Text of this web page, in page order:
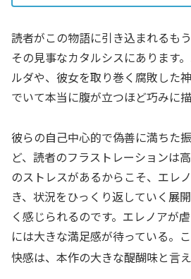
読者がこの物語に引き込まれるも
その見事なカタルシスにあります
ルダや、彼女を取り巻く腐敗した
でいて本当に腹が立つほど巧みに描
彼らの自己中心的で偽善に満ちた
ど、読者のフラストレーションは
のストレスがあるからこそ、エレ
き、状況をひっくり返していく展
く感じられるのです。エレノアが
には大きな満足感が待っている。
快感は、本作の大きな醍醐味と言